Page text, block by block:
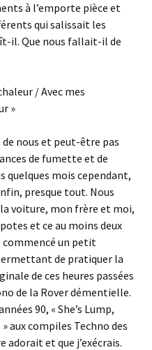
à l’emporte pièce et
qui salissait les
il. Que nous fallait-il de
/ Avec mes
»
nous et peut-être pas
de fumette et de
quelques mois cependant,
presque tout. Nous
voiture, mon frère et moi,
et ce au moins deux
commencé un petit
de pratiquer la
de ces heures passées
de la Rover démentielle.
90, « She’s Lump,
aux compiles Techno des
et que j’exécrais.